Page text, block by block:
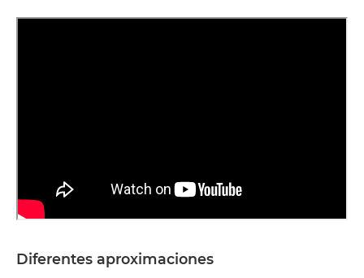
Diferentes aproximaciones